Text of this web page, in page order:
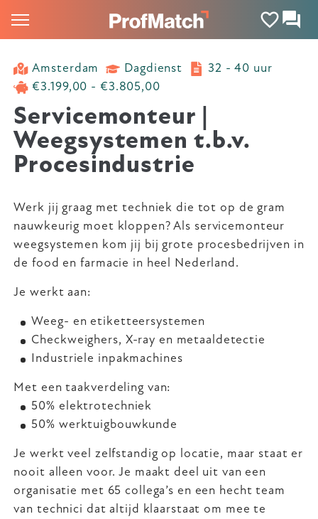
Amsterdam Dagdienst
32 - 40 uur
€3.199,00 - €3.805,00
Servicemonteur |
Weegsystemen t.b.v.
Procesindustrie
Werk jij graag met techniek die tot op de gram
nauwkeurig moet kloppen? Als servicemonteur
weegsystemen kom jij bij grote procesbedrijven in
de food en farmacie in heel Nederland.
Je werkt aan:
Weeg- en etiketteersystemen
Checkweighers, X-ray en metaaldetectie
Industriele inpakmachines
Met een taakverdeling van:
50% elektrotechniek
50% werktuigbouwkunde
Je werkt veel zelfstandig op locatie, maar staat er
nooit alleen voor. Je maakt deel uit van een
organisatie met 65 collega’s en een hecht team
van technici dat altijd klaarstaat om mee te